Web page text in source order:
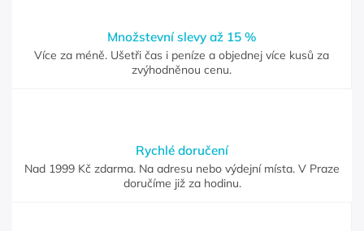
Množstevní slevy až 15 %
Více za méně. Ušetři čas i peníze a objednej více kusů za
zvýhodněnou cenu.
Rychlé doručení
Nad 1999 Kč zdarma. Na adresu nebo výdejní místa. V Praze
doručíme již za hodinu.